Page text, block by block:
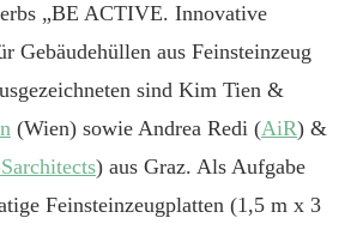
„BE ACTIVE. Innovative
Gebäudehüllen aus Feinsteinzeug
sind Kim Tien &
(Wien) sowie Andrea Redi (AiR) &
) aus Graz. Als Aufgabe
Feinsteinzeugplatten (1,5 m x 3